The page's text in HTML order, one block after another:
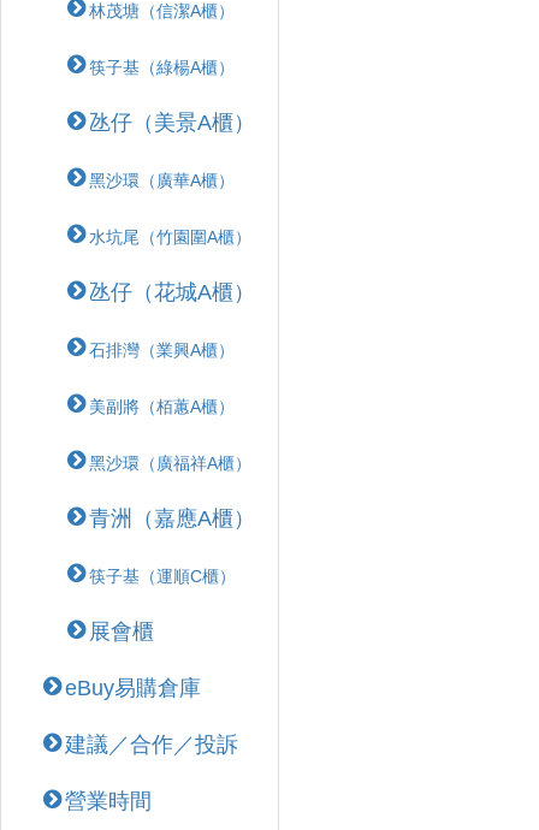
林茂塘（信潔A櫃）
筷子基（綠楊A櫃）
氹仔（美景A櫃）
黑沙環（廣華A櫃）
水坑尾（竹園圍A櫃）
氹仔（花城A櫃）
石排灣（業興A櫃）
美副將（栢蕙A櫃）
黑沙環（廣福祥A櫃）
青洲（嘉應A櫃）
筷子基（運順C櫃）
展會櫃
eBuy易購倉庫
建議／合作／投訴
營業時間